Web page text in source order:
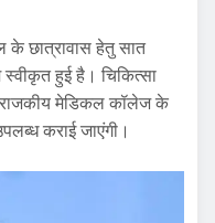
के छात्रावास हेतु सात
हुई है। चिकित्सा
राजकीय मेडिकल कॉलेज के
कराई जाएंगी।